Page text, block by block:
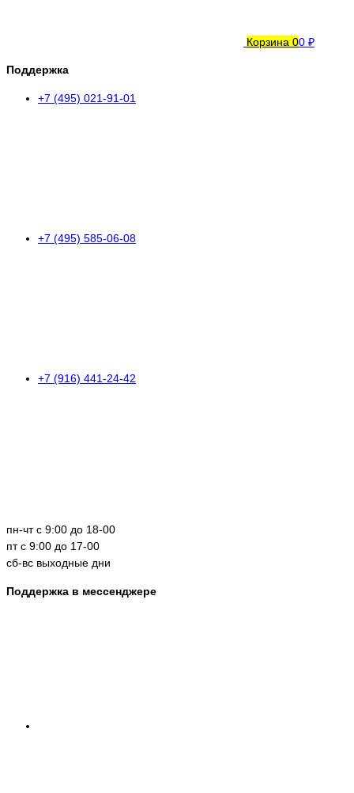
Корзина 00 ₽
Поддержка
+7 (495) 021-91-01
+7 (495) 585-06-08
+7 (916) 441-24-42
пн-чт с 9:00 до 18-00
пт с 9:00 до 17-00
сб-вс выходные дни
Поддержка в мессенджере